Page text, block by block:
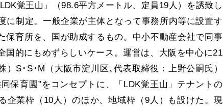
覚王山」（98.6平方メートル、定員19人）を誘致し
に制定。一般企業が主体となって事務所内等に設置す
保育所を、国が助成するもの。中小不動産会社で同事
国的にもめずらしいケース。運営は、大阪を中心に21
）S･S･M（大阪市淀川区､代表取締役：上野公嗣氏）
保育園”をコンセプトに、「LDK覚王山」テナントの
企業枠（10人）のほか、地域枠（9人）も設けた。現